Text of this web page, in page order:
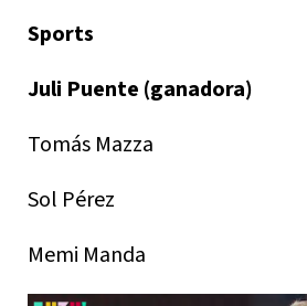
Sports
Juli Puente (ganadora)
Tomás Mazza
Sol Pérez
Memi Manda